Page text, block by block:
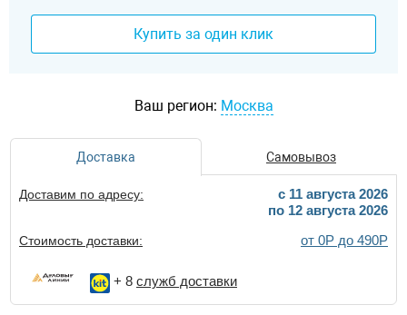
Купить за один клик
Ваш регион: Москва
Доставка Самовывоз
Доставим по адресу:
c 11 августа 2026
по 12 августа 2026
Стоимость доставки: от 0Р до 490Р
+ 8 служб доставки